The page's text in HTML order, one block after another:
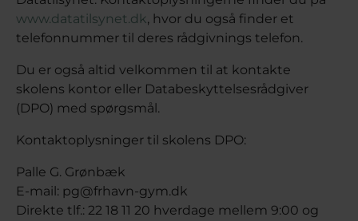
www.datatilsynet.dk, hvor du også finder et
telefonnummer til deres rådgivnings telefon.
Du er også altid velkommen til at kontakte
skolens kontor eller Databeskyttelsesrådgiver
(DPO) med spørgsmål.
Kontaktoplysninger til skolens DPO:
Palle G. Grønbæk
E-mail: pg@frhavn-gym.dk
Direkte tlf.: 22 18 11 20 hverdage mellem 9:00 og